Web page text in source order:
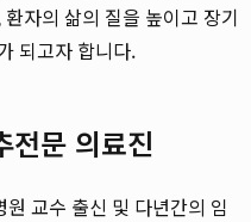
자의 삶의 질을 높이고 장기
되고자 합니다.
전문 의료진
교수 출신 및 다년간의 임